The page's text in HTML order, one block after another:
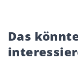
Das